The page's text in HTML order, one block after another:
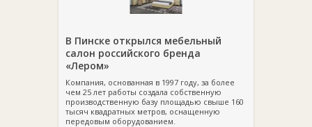
В Пинске открылся мебельный
салон российского бренда
«Лером»
Компания, основанная в 1997 году, за более
чем 25 лет работы создала собственную
производственную базу площадью свыше 160
тысяч квадратных метров, оснащенную
передовым оборудованием.